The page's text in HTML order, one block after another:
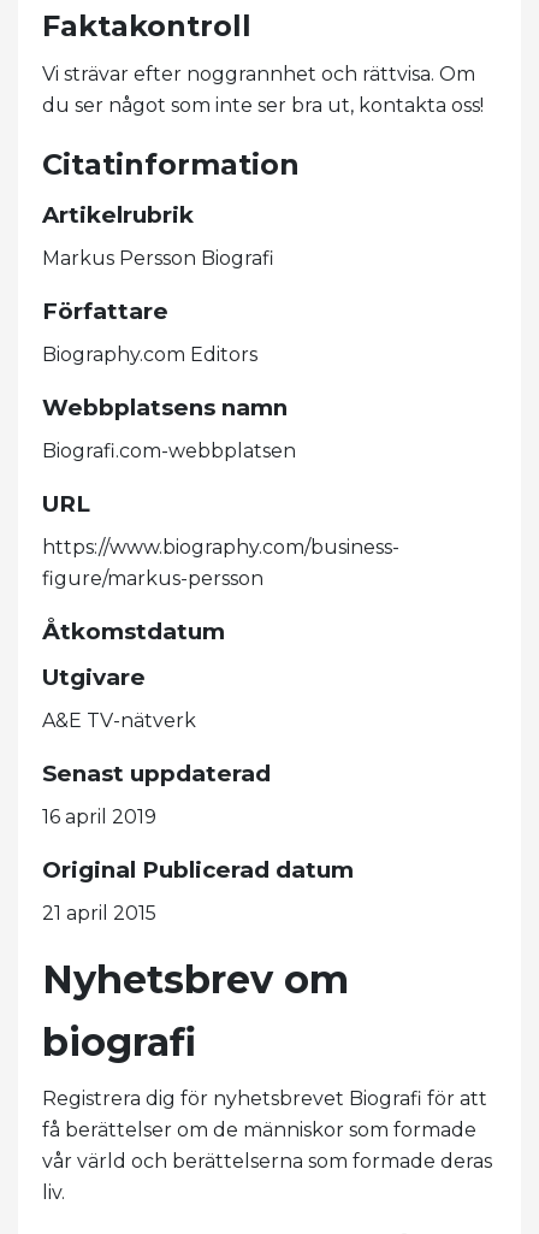
Faktakontroll
Vi strävar efter noggrannhet och rättvisa. Om
du ser något som inte ser bra ut, kontakta oss!
Citatinformation
Artikelrubrik
Markus Persson Biografi
Författare
Biography.com Editors
Webbplatsens namn
Biografi.com-webbplatsen
URL
https://www.biography.com/business-
figure/markus-persson
Åtkomstdatum
Utgivare
A&E TV-nätverk
Senast uppdaterad
16 april 2019
Original Publicerad datum
21 april 2015
Nyhetsbrev om
biografi
Registrera dig för nyhetsbrevet Biografi för att
få berättelser om de människor som formade
vår värld och berättelserna som formade deras
liv.